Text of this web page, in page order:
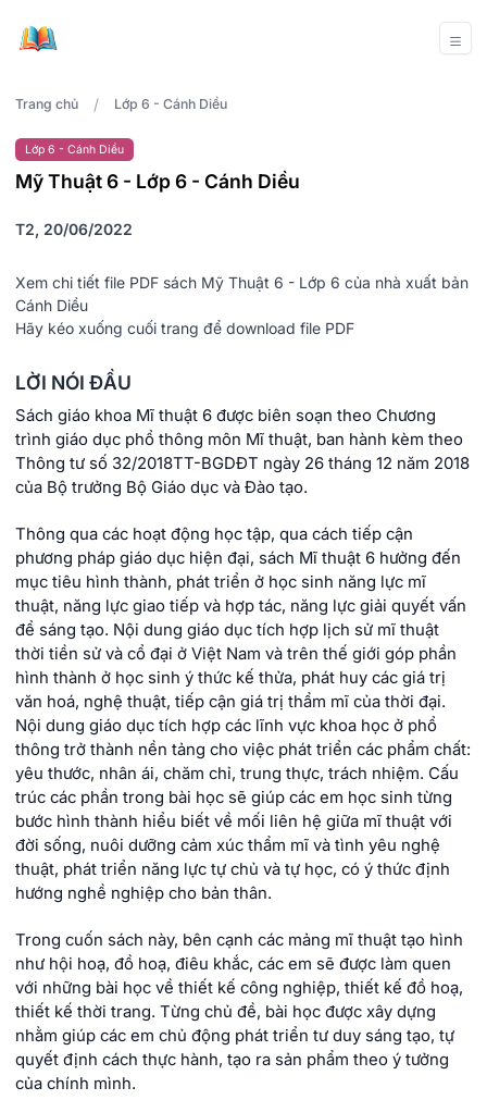
Trang chủ / Lớp 6 - Cánh Diều
Lớp 6 - Cánh Diều
Mỹ Thuật 6 - Lớp 6 - Cánh Diều
T2, 20/06/2022
Xem chi tiết file PDF sách Mỹ Thuật 6 - Lớp 6 của nhà xuất bản
Cánh Diều
Hãy kéo xuống cuối trang để download file PDF
LỜI NÓI ĐẦU
Sách giáo khoa Mĩ thuật 6 được biên soạn theo Chương
trình giáo dục phổ thông môn Mĩ thuật, ban hành kèm theo
Thông tư số 32/2018TT-BGDĐT ngày 26 tháng 12 năm 2018
của Bộ trưởng Bộ Giáo dục và Đào tạo.
Thông qua các hoạt động học tập, qua cách tiếp cận
phương pháp giáo dục hiện đại, sách Mĩ thuật 6 hưởng đến
mục tiêu hình thành, phát triển ở học sinh năng lực mĩ
thuật, năng lực giao tiếp và hợp tác, năng lực giải quyết vấn
để sáng tạo. Nội dung giáo dục tích hợp lịch sử mĩ thuật
thời tiền sử và cổ đại ở Việt Nam và trên thế giới góp phần
hình thành ở học sinh ý thức kế thửa, phát huy các giá trị
văn hoá, nghệ thuật, tiếp cận giá trị thẩm mĩ của thời đại.
Nội dung giáo dục tích hợp các lĩnh vực khoa học ở phổ
thông trở thành nền tảng cho việc phát triển các phẩm chất:
yêu thước, nhân ái, chăm chỉ, trung thực, trách nhiệm. Cấu
trúc các phần trong bài học sẽ giúp các em học sinh từng
bước hình thành hiểu biết về mối liên hệ giữa mĩ thuật với
đời sống, nuôi dưỡng cảm xúc thẩm mĩ và tình yêu nghệ
thuật, phát triển năng lực tự chủ và tự học, có ý thức định
hướng nghề nghiệp cho bản thân.
Trong cuốn sách này, bên cạnh các mảng mĩ thuật tạo hình
như hội hoạ, đồ hoạ, điêu khắc, các em sẽ được làm quen
với những bài học về thiết kế công nghiệp, thiết kế đồ hoạ,
thiết kế thời trang. Từng chủ đề, bài học được xây dựng
nhằm giúp các em chủ động phát triển tư duy sáng tạo, tự
quyết định cách thực hành, tạo ra sản phẩm theo ý tưởng
của chính mình.